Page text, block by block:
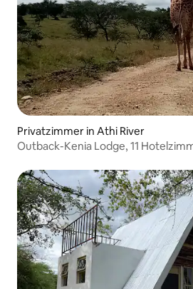
Privatzimmer in Athi River
Outback-Kenia Lodge, 11